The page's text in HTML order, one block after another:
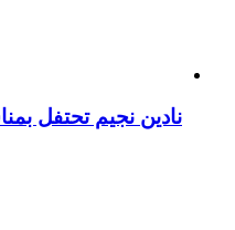
نادين نجيم تحتفل